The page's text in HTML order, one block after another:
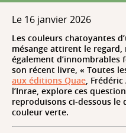
Le 16 janvier 2026
Les couleurs chatoyantes
mésange attirent le regard,
également
son récent livre, « Toutes
aux éditions Quae,
l’Inrae, explore ces
reproduisons ci-dessous le
couleur verte.